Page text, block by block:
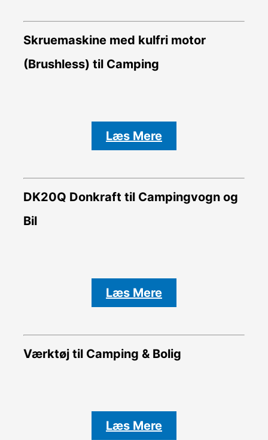
Skruemaskine med kulfri motor
(Brushless) til Camping
Læs Mere
DK20Q Donkraft til Campingvogn og
Bil
Læs Mere
Værktøj til Camping & Bolig
Læs Mere